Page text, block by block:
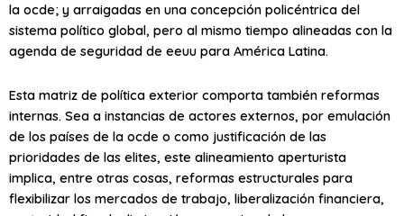
la ocde; y arraigadas en una concepción policéntrica del
sistema político global, pero al mismo tiempo alineadas con la
agenda de seguridad de eeuu para América Latina.
Esta matriz de política exterior comporta también reformas
internas. Sea a instancias de actores externos, por emulación
de los países de la ocde o como justificación de las
prioridades de las elites, este alineamiento aperturista
implica, entre otras cosas, reformas estructurales para
flexibilizar los mercados de trabajo, liberalización financiera,